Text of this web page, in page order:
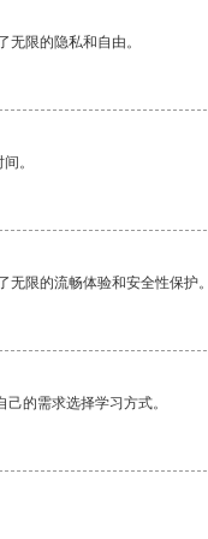
限的隐私和自由。
。
无限的流畅体验和安全性保护
的需求选择学习方式。